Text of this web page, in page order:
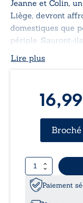
Jeanne et Colin,
Liège, devront
domestiques que
périple. Sauront-
Lire plus
16,99
Broché
quantité
de
La
pucelle
Paiement